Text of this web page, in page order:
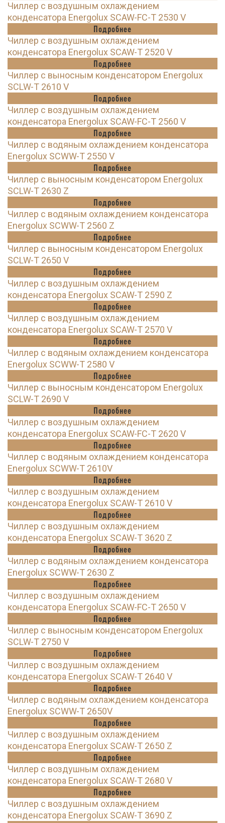
Чиллер с воздушным охлаждением
конденсатора Energolux SCAW-FC-T 2530 V
Подробнее
Чиллер с воздушным охлаждением
конденсатора Energolux SCAW-T 2520 V
Подробнее
Чиллер с выносным конденсатором Energolux
SCLW-T 2610 V
Подробнее
Чиллер с воздушным охлаждением
конденсатора Energolux SCAW-FC-T 2560 V
Подробнее
Чиллер с водяным охлаждением конденсатора
Energolux SCWW-T 2550 V
Подробнее
Чиллер с выносным конденсатором Energolux
SCLW-T 2630 Z
Подробнее
Чиллер с водяным охлаждением конденсатора
Energolux SCWW-T 2560 Z
Подробнее
Чиллер с выносным конденсатором Energolux
SCLW-T 2650 V
Подробнее
Чиллер с воздушным охлаждением
конденсатора Energolux SCAW-T 2590 Z
Подробнее
Чиллер с воздушным охлаждением
конденсатора Energolux SCAW-T 2570 V
Подробнее
Чиллер с водяным охлаждением конденсатора
Energolux SCWW-T 2580 V
Подробнее
Чиллер с выносным конденсатором Energolux
SCLW-T 2690 V
Подробнее
Чиллер с воздушным охлаждением
конденсатора Energolux SCAW-FC-T 2620 V
Подробнее
Чиллер с водяным охлаждением конденсатора
Energolux SCWW-T 2610V
Подробнее
Чиллер с воздушным охлаждением
конденсатора Energolux SCAW-T 2610 V
Подробнее
Чиллер с воздушным охлаждением
конденсатора Energolux SCAW-T 3620 Z
Подробнее
Чиллер с водяным охлаждением конденсатора
Energolux SCWW-T 2630 Z
Подробнее
Чиллер с воздушным охлаждением
конденсатора Energolux SCAW-FC-T 2650 V
Подробнее
Чиллер с выносным конденсатором Energolux
SCLW-T 2750 V
Подробнее
Чиллер с воздушным охлаждением
конденсатора Energolux SCAW-T 2640 V
Подробнее
Чиллер с водяным охлаждением конденсатора
Energolux SCWW-T 2650V
Подробнее
Чиллер с воздушным охлаждением
конденсатора Energolux SCAW-T 2650 Z
Подробнее
Чиллер с воздушным охлаждением
конденсатора Energolux SCAW-T 2680 V
Подробнее
Чиллер с воздушным охлаждением
конденсатора Energolux SCAW-T 3690 Z